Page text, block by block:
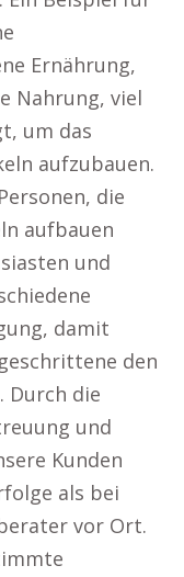
Ernährung,
Nahrung, viel
um das
aufzubauen.
die
aufbauen
und
damit
den
Durch die
und
Kunden
als bei
vor Ort.